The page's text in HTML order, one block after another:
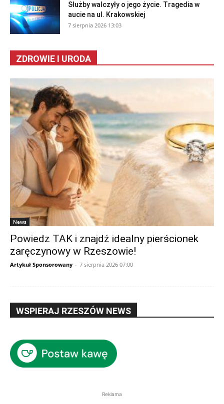
Służby walczyły o jego życie. Tragedia w
aucie na ul. Krakowskiej
7 sierpnia 2026 13:03
ZDROWIE I URODA
News
Powiedz TAK i znajdź idealny pierścionek
zaręczynowy w Rzeszowie!
Artykuł Sponsorowany - 7 sierpnia 2026 07:00
WSPIERAJ RZESZÓW NEWS
Reklama